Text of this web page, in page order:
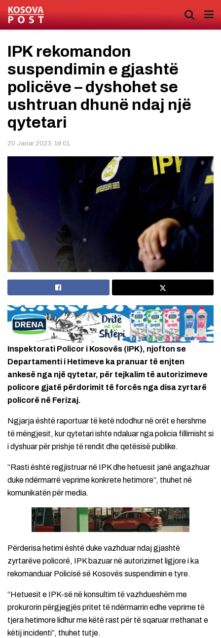
IPK rekomandon
suspendimin e gjashtë
policëve – dyshohet se
ushtruan dhunë ndaj një
qytetari
20 Janar 2023, 19:01
Inspektorati Policor i Kosovës (IPK), njofton se
Departamenti i Hetimeve ka pranuar të enjten
ankesë nga një qytetar, për tejkalim të autorizimeve
policore gjatë përdorimit të forcës nga disa zyrtarë
policorë në Ferizaj.
Ngjarja është raportuar të ketë ndodhur në orët e hershme
të mëngjesit, kur qytetari ishte ndaluar nga policia fillimisht si
i dyshuar për prishje të rendit dhe qetësisë publike.
“Rasti është regjistruar në IPK dhe hetuesit janë angazhuar
duke ndërmarrë veprime konkrete hetimore”, thuhet në
komunikatën për media.
Përderisa hetimi është duke vazhduar ndaj gjashtë
zyrtarëve policorë, IPK bazuar në autorizimet ligjore i ka
rekomanduar Policisë së Kosovës suspendimin e tyre.
“Hetuesit e IPK-së në konsultim të vazhdueshëm me
prokurorin përgjegjës pritet të ndërmarrin edhe veprime të
tjera hetimore lidhur me këtë rast për të sqaruar rrethanat e
këtij incidenti”, thuhet tutje.